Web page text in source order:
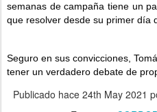
semanas de campaña tiene un
que resolver desde su primer día
Seguro en sus convicciones,
tener un verdadero debate de
Publicado hace 24th May 2021